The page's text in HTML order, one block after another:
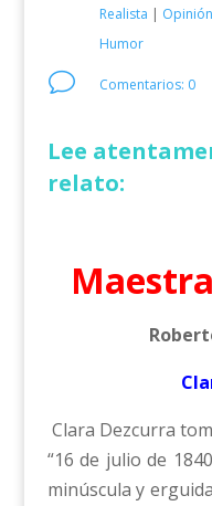
Realista | Opinión
Humor
v Comentarios: 0
Lee
relato:
Clara Dezcurra
“16 de julio de
minúscula y